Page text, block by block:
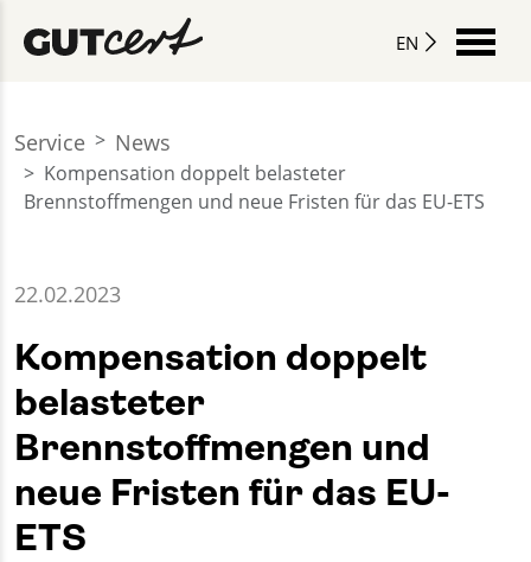
EN
Service News
Kompensation doppelt belasteter
Brennstoffmengen und neue Fristen für das EU-ETS
22.02.2023
Kompensation doppelt
belasteter
Brennstoffmengen und
neue Fristen für das EU-
ETS